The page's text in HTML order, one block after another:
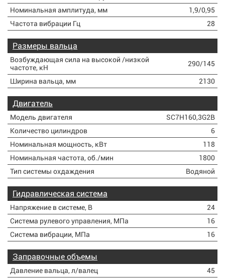
Номинальная амплитуда, мм
1,9/0,95
Частота вибрации Гц
28
Размеры вальца
Возбуждающая сила на высокой /низкой
частоте, кН
290/145
Ширина вальца, мм 2130
Двигатель
Модель двигателя
SC7H160,3G2B
Количество цилиндров
6
Номинальная мощность, кВт
118
Номинальная частота, об./мин
1800
Тип системы охдаждения
Водяной
Гидравлическая система
Напряжение в системе, В
24
Система рулевого управления, МПа
16
Система вибрации, МПа
16
Заправочные объемы
Давление вальца, л/валец 45